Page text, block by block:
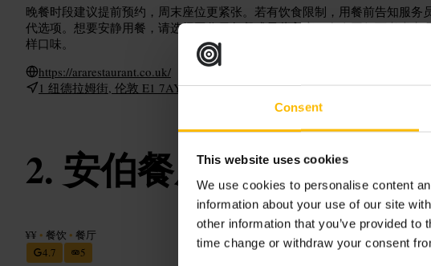
Consent
This website uses cookies
We use cookies to personalise content
information about your use of our site
other information that you’ve provided
time change or withdraw your consent
晚餐时段建议提前预约，周末座位更紧张。若有饮食限制，用餐前告知服务
代选项。想要安静用餐，请选择工作日午餐或早些入座。多人同行可考虑点
样口味。
https://ararestaurant.co.uk/
1 纽德拉姆街, 伦敦 E1 7AY, 英国
安伯餐厅
¥¥ • 餐饮 • 餐厅
4.7
5